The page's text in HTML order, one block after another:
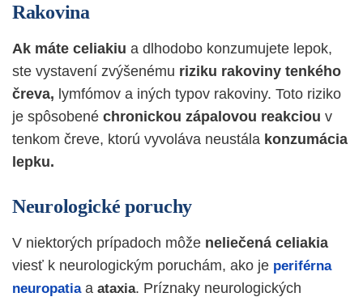
Rakovina
Ak máte celiakiu a dlhodobo konzumujete lepok,
ste vystavení zvýšenému riziku rakoviny tenkého
čreva, lymfómov a iných typov rakoviny. Toto riziko
je spôsobené chronickou zápalovou reakciou v
tenkom čreve, ktorú vyvoláva neustála konzumácia
lepku.
Neurologické poruchy
V niektorých prípadoch môže neliečená celiakia
viesť k neurologickým poruchám, ako je periférna
neuropatiaa ataxia. Príznaky neurologických